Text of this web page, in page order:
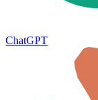
ChatGPT